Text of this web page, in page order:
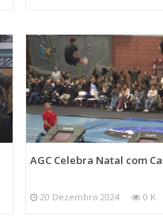
AGC Celebra Natal com
20 Dezembro 2024 0 K